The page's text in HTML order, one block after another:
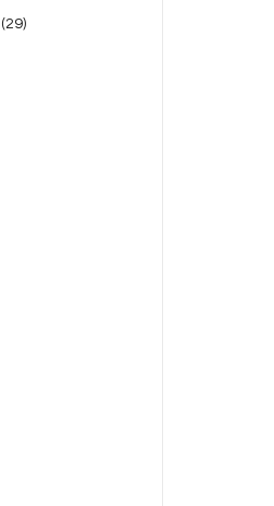
(29)